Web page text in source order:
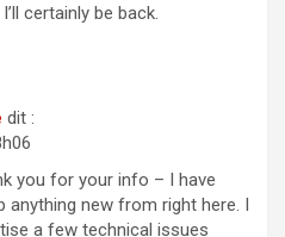
certainly be back.
dit :
you for your info – I have
anything new from right here. I
a few technical issues